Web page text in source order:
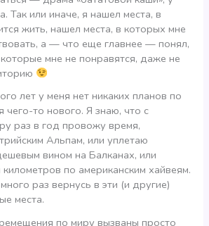
Так или иначе, я нашел места, в
жить, нашел места, в которых мне
а — что еще главнее — понял,
которые мне не понравятся, даже не
лет у меня нет никаких планов по
чего-то нового. Я знаю, что с
раз в год провожу время,
Альпам, или уплетаю
вином на Балканах, или
по американским хайвеям.
раз вернусь в эти (и другие)
места.
по миру вызваны просто